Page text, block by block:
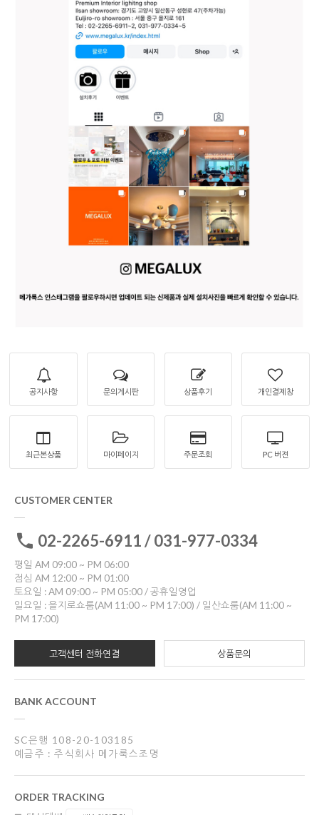
공지사항 문의게시판 상품후기 개인결제창
최근본상품 마이페이지 주문조회 PC 버젼
CUSTOMER CENTER
02-2265-6911 / 031-977-0334
평일 AM 09:00 ~ PM 06:00
점심 AM 12:00 ~ PM 01:00
토요일 : AM 09:00 ~ PM 05:00 / 공휴일영업
일요일 : 을지로쇼룸(AM 11:00 ~ PM 17:00) / 일산쇼룸(AM 11:00 ~
PM 17:00)
고객센터 전화연결 상품문의
BANK ACCOUNT
SC은행 108-20-103185
예금주 : 주식회사 메가룩스조명
ORDER TRACKING